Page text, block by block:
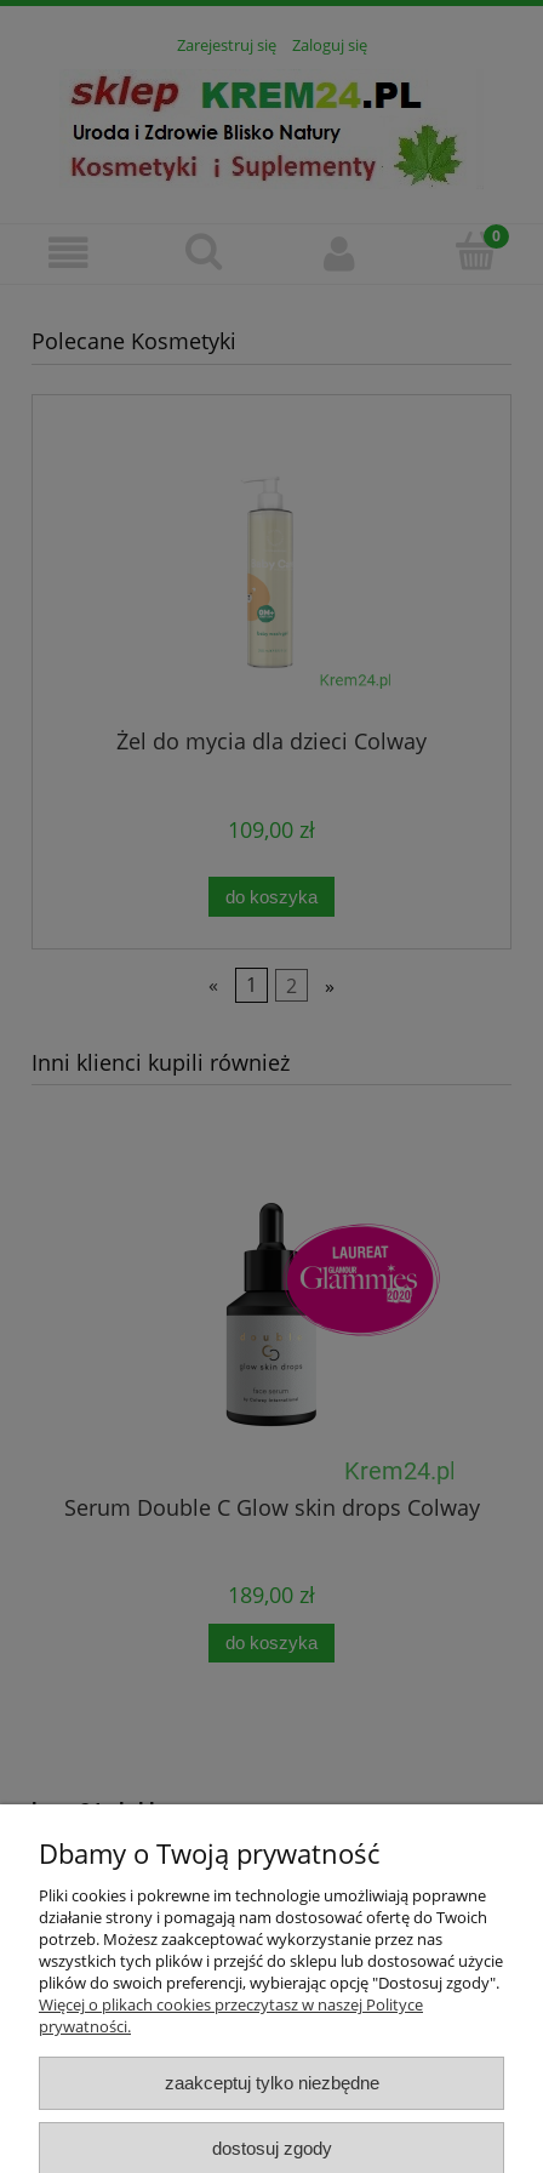
Zarejestruj się Zaloguj się
Polecane Kosmetyki
Żel do mycia dla dzieci Colway
109,00 zł
do koszyka
« 1 2 »
Inni klienci kupili również
Serum Double C Glow skin drops Colway
189,00 zł
do koszyka
krem24.pl sklep
+48 508 283 281
sklep@krem24.pl
Litewska 10
51-354Wrocław woj. dolnośląskie
NIP 8981978725
Pomoc
Moje konto
Płatności i dostawa
Dbamy o Twoją prywatność
Pliki cookies i pokrewne im technologie umożliwiają poprawne
działanie strony i pomagają nam dostosować ofertę do Twoich
potrzeb. Możesz zaakceptować wykorzystanie przez nas
wszystkich tych plików i przejść do sklepu lub dostosować użycie
plików do swoich preferencji, wybierając opcję "Dostosuj zgody".
Więcej o plikach cookies przeczytasz w naszej Polityce
prywatności.
zaakceptuj tylko niezbędne
dostosuj zgody